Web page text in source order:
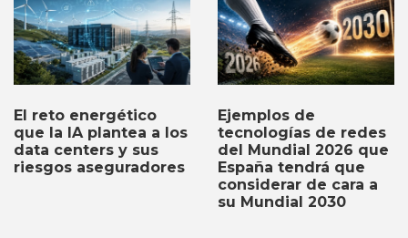
El reto energético
que la IA plantea a los
data centers y sus
riesgos aseguradores
Ejemplos de
tecnologías de redes
del Mundial 2026 que
España tendrá que
considerar de cara a
su Mundial 2030